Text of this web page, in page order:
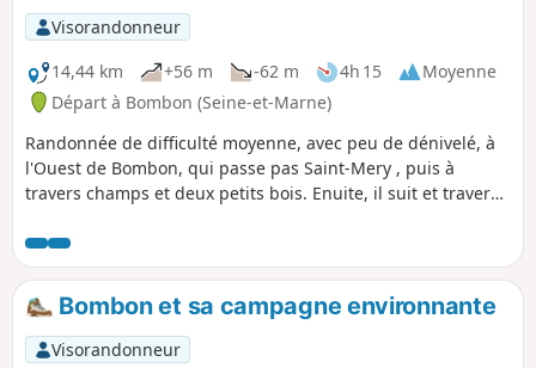
Visorandonneur
14,44 km
+56 m -62 m 4h 15
Moyenne
Départ à Bombon (Seine-et-Marne)
Randonnée de difficulté moyenne, avec peu de dénivelé, à
l'Ouest de Bombon, qui passe pas Saint-Mery , puis à
travers champs et deux petits bois. Enuite, il suit et traverse
par le Moulin de Flagy et le Moulin des Voies Bombon a été
le berceau de la Victoire de 1918. En effet, le Général Foch a
transporté son poste de commandement à Bombon en
1918. Son bâton de maréchal « lui a été remis dans la cour
d'honneur du château en présence de tous les chefs d'état-
Bombon et sa campagne environnante
Visorandonneur